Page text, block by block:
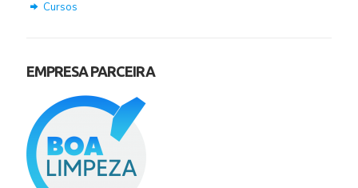
Cursos
EMPRESA PARCEIRA